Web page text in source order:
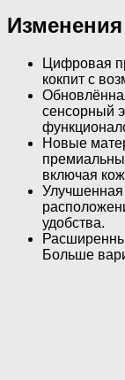
Цифровая
кокпит с
сенсорный
Новые
включая
Улучшенная
удобства.
Больше